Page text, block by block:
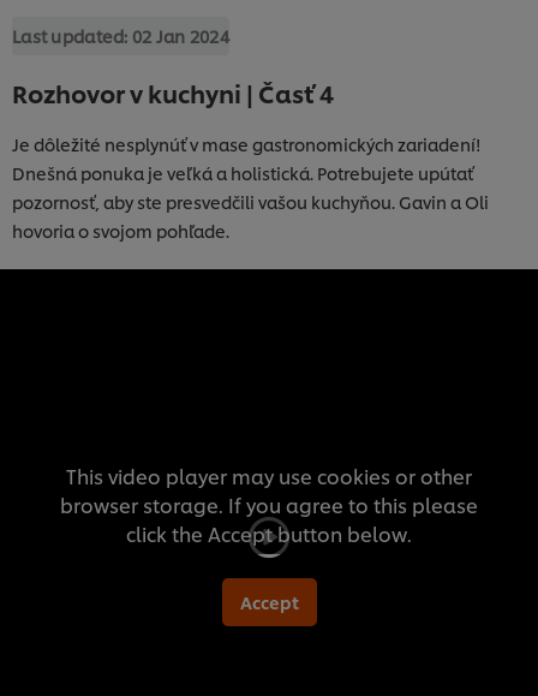
Last updated: 02 Jan 2024
Rozhovor v kuchyni | Časť 4
Je dôležité nesplynúť v mase gastronomických zariadení!
Dnešná ponuka je veľká a holistická. Potrebujete upútať
pozornosť, aby ste presvedčili vašou kuchyňou. Gavin a Oli
hovoria o svojom pohľade.
This video player may use cookies or other
browser storage. If you agree to this please
click the Accept button below.
Accept